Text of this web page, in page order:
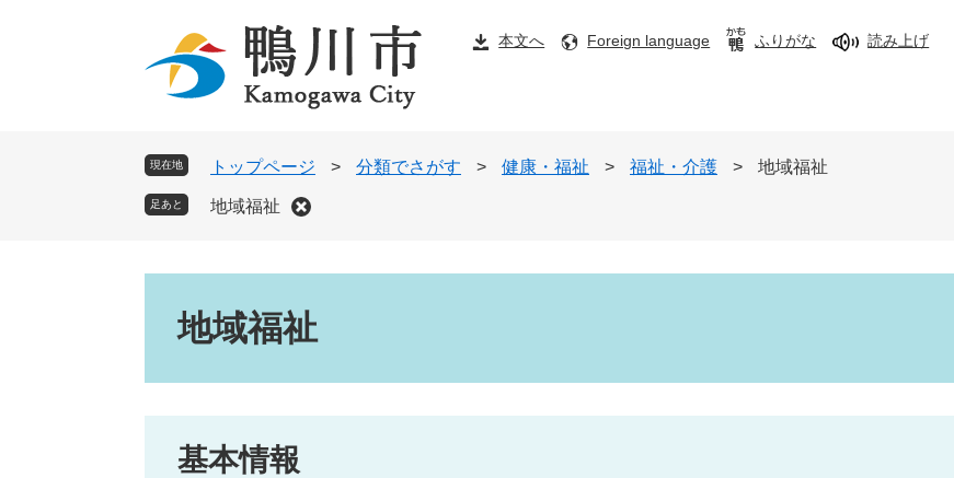
本文へ Foreign language ふりがな 読み上げ
現在地 トップページ > 分類でさがす > 健康・福祉 > 福祉・介護 > 地域福祉
足あと 地域福祉
地域福祉
基本情報